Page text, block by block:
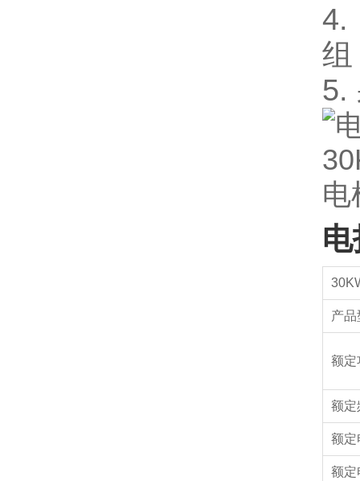
4.
组
5.
产品
额定
额定
额定
额定